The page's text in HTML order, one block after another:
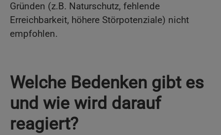
Gründen (z.B. Naturschutz, fehlende
Erreichbarkeit, höhere Störpotenziale) nicht
empfohlen.
Welche Bedenken gibt es
und wie wird darauf
reagiert?